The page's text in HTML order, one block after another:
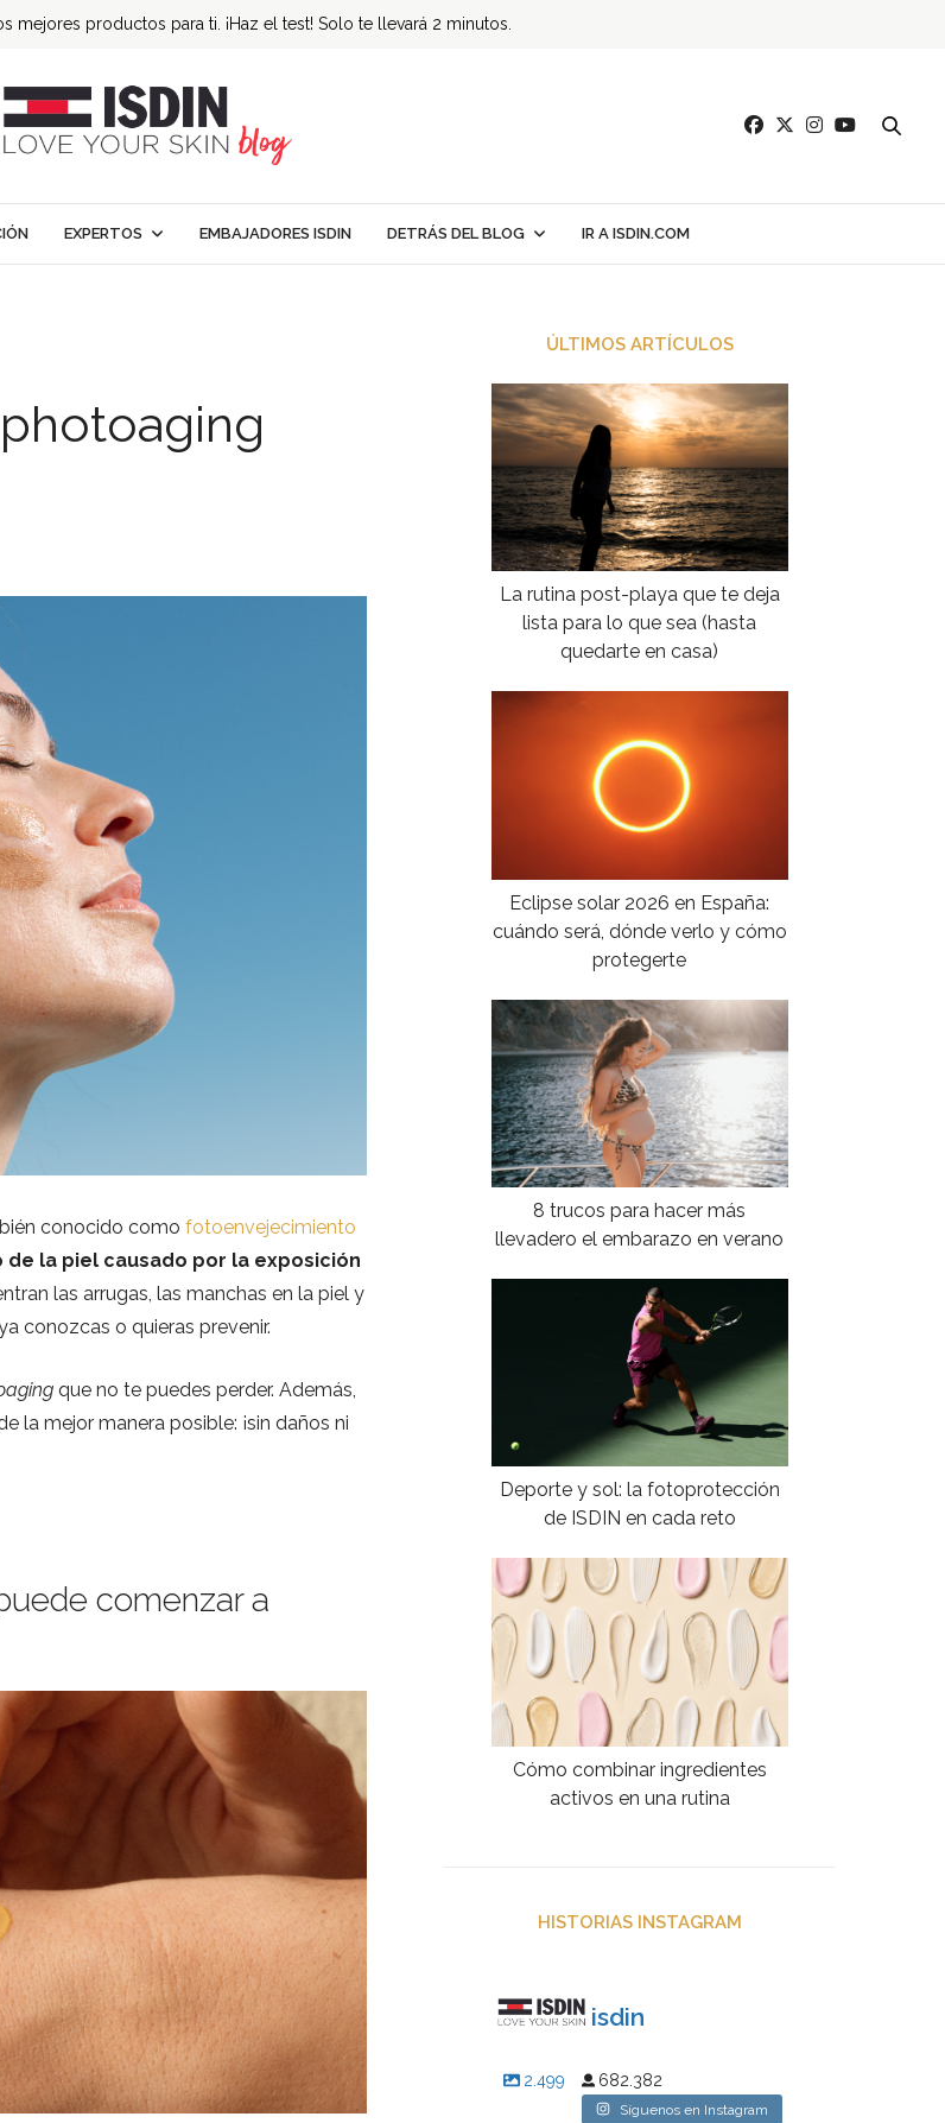
mejores productos para ti. ¡Haz el test! Solo te llevará 2 minutos.
EXPERTOS EMBAJADORES ISDIN DETRÁS DEL BLOG IR A ISDIN.COM
conocido como fotoenvejecimiento
la piel causado por la exposición
las arrugas, las manchas en la piel y
conozcas o quieras prevenir.
que no te puedes perder. Además,
la mejor manera posible: ¡sin daños ni
comenzar a
ÚLTIMOS ARTÍCULOS
La rutina post-playa que te deja
lista para lo que sea (hasta
quedarte en casa)
Eclipse solar 2026 en España:
cuándo será, dónde verlo y cómo
protegerte
8 trucos para hacer más
llevadero el embarazo en verano
Deporte y sol: la fotoprotección
de ISDIN en cada reto
Cómo combinar ingredientes
activos en una rutina
HISTORIAS INSTAGRAM
isdin
2.499 682.382
Síguenos en Instagram